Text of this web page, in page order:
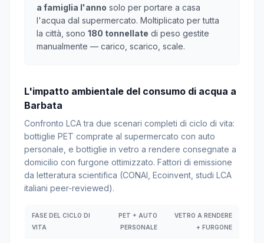
a famiglia l'anno solo per portare a casa
l'acqua dal supermercato. Moltiplicato per tutta
la città, sono 180 tonnellate di peso gestite
manualmente — carico, scarico, scale.
L'impatto ambientale del consumo di acqua a
Barbata
Confronto LCA tra due scenari completi di ciclo di vita:
bottiglie PET comprate al supermercato con auto
personale, e bottiglie in vetro a rendere consegnate a
domicilio con furgone ottimizzato. Fattori di emissione
da letteratura scientifica (CONAI, Ecoinvent, studi LCA
italiani peer-reviewed).
FASE DEL CICLO DI
VITA
PET + AUTO
PERSONALE
VETRO A RENDERE
+ FURGONE